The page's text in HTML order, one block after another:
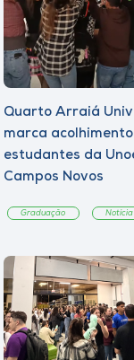
Quarto Arraiá
marca acolhimento
estudantes da
Campos Novos
Graduação Notícia